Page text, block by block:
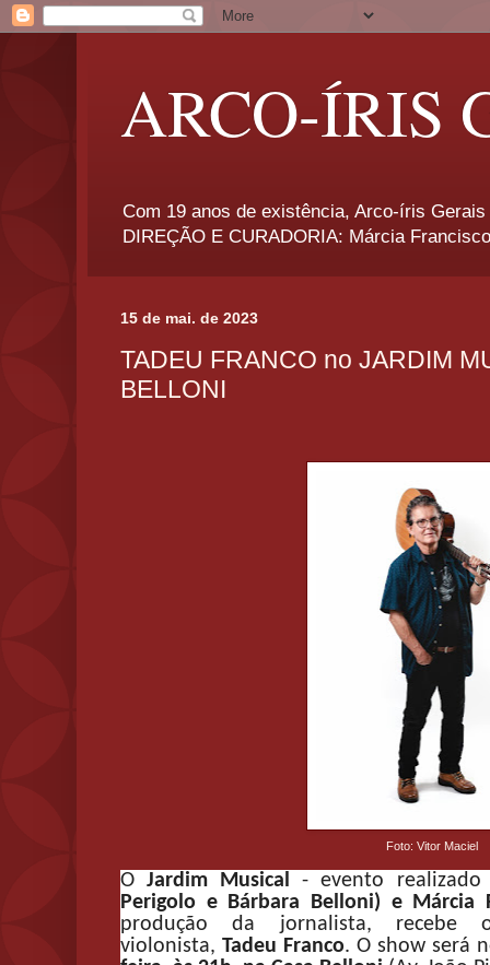
ARCO-ÍRIS
Com 19 anos de existência, Arco-íris
DIREÇÃO E CURADORIA: Márcia
15 de mai. de 2023
TADEU FRANCO no JARDIM
BELLONI
Foto: Vitor Maciel
OJardim Musical - evento
Perigolo e Bárbara Belloni) e Márcia
produção da jornalista, recebe
violonista,Tadeu Franco. O show